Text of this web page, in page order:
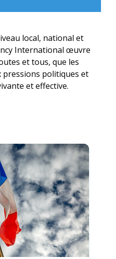
local, national et
International œuvre
et tous, que les
politiques et
et effective.